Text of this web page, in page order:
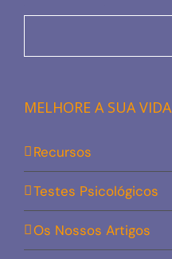
MELHORE A SUA VIDA
Recursos
Testes Psicológicos
Os Nossos Artigos